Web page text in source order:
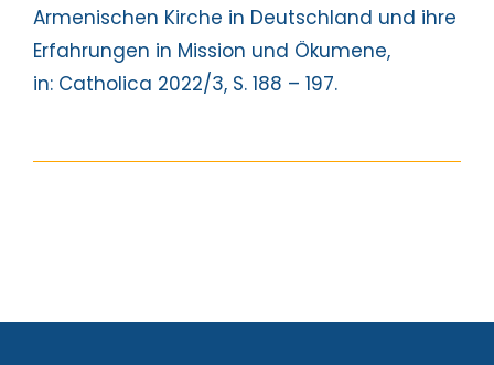
Armenischen Kirche in Deutschland und ihre
Erfahrungen in Mission und Ökumene,
in: Catholica 2022/3, S. 188 – 197.